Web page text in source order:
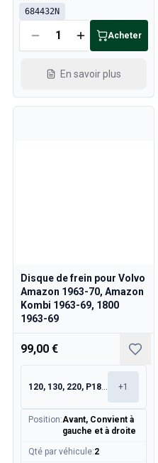
684432N
Acheter
En savoir plus
Disque de frein pour Volvo
Amazon 1963-70, Amazon
Kombi 1963-69, 1800
1963-69
99,00 €
120, 130, 220, P1800 +1
Position:Avant, Convient à
gauche et à droite
Qté par véhicule:2